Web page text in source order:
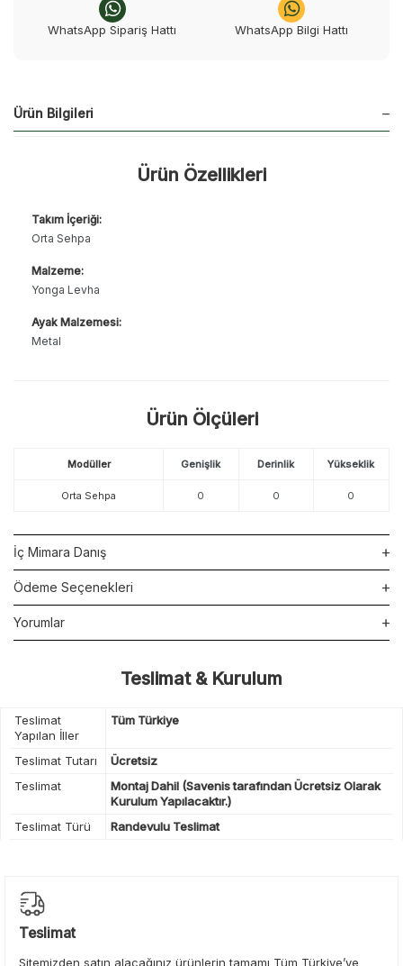
WhatsApp Sipariş Hattı WhatsApp Bilgi Hattı
Ürün Bilgileri
Ürün Özellikleri
Takım İçeriği:
Orta Sehpa
Malzeme:
Yonga Levha
Ayak Malzemesi:
Metal
Ürün Ölçüleri
Modüller Genişlik Derinlik Yükseklik
Orta Sehpa 0 0 0
İç Mimara Danış
Ödeme Seçenekleri
Yorumlar
Teslimat & Kurulum
Teslimat
Yapılan İller
Tüm Türkiye
Teslimat Tutarı
Ücretsiz
Teslimat
Montaj Dahil (Savenis tarafından Ücretsiz Olarak
Kurulum Yapılacaktır.)
Teslimat Türü
Randevulu Teslimat
Teslimat
Sitemizden satın alacağınız ürünlerin tamamı Tüm Türkiye’ye